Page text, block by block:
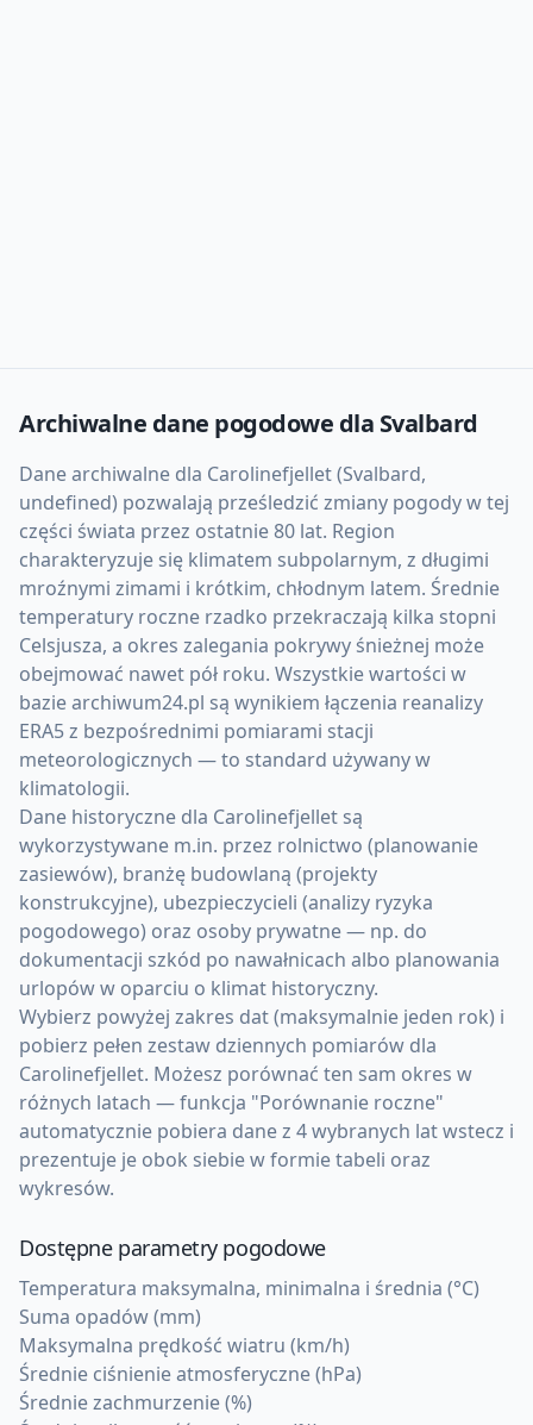
Archiwalne dane pogodowe dla Svalbard
Dane archiwalne dla Carolinefjellet (Svalbard,
undefined) pozwalają prześledzić zmiany pogody w tej
części świata przez ostatnie 80 lat. Region
charakteryzuje się klimatem subpolarnym, z długimi
mroźnymi zimami i krótkim, chłodnym latem. Średnie
temperatury roczne rzadko przekraczają kilka stopni
Celsjusza, a okres zalegania pokrywy śnieżnej może
obejmować nawet pół roku. Wszystkie wartości w
bazie archiwum24.pl są wynikiem łączenia reanalizy
ERA5 z bezpośrednimi pomiarami stacji
meteorologicznych — to standard używany w
klimatologii.
Dane historyczne dla Carolinefjellet są
wykorzystywane m.in. przez rolnictwo (planowanie
zasiewów), branżę budowlaną (projekty
konstrukcyjne), ubezpieczycieli (analizy ryzyka
pogodowego) oraz osoby prywatne — np. do
dokumentacji szkód po nawałnicach albo planowania
urlopów w oparciu o klimat historyczny.
Wybierz powyżej zakres dat (maksymalnie jeden rok) i
pobierz pełen zestaw dziennych pomiarów dla
Carolinefjellet. Możesz porównać ten sam okres w
różnych latach — funkcja "Porównanie roczne"
automatycznie pobiera dane z 4 wybranych lat wstecz i
prezentuje je obok siebie w formie tabeli oraz
wykresów.
Dostępne parametry pogodowe
Temperatura maksymalna, minimalna i średnia (°C)
Suma opadów (mm)
Maksymalna prędkość wiatru (km/h)
Średnie ciśnienie atmosferyczne (hPa)
Średnie zachmurzenie (%)